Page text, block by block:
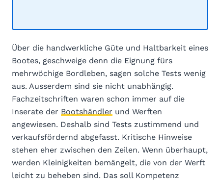
Über die handwerkliche Güte und Haltbarkeit eines
Bootes, geschweige denn die Eignung fürs
mehrwöchige Bordleben, sagen solche Tests wenig
aus. Ausserdem sind sie nicht unabhängig.
Fachzeitschriften waren schon immer auf die
Inserate der Bootshändler und Werften
angewiesen. Deshalb sind Tests zustimmend und
verkaufsfördernd abgefasst. Kritische Hinweise
stehen eher zwischen den Zeilen. Wenn überhaupt,
werden Kleinigkeiten bemängelt, die von der Werft
leicht zu beheben sind. Das soll Kompetenz